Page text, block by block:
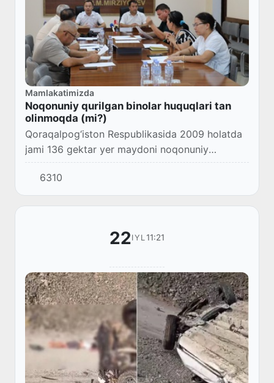
Mamlakatimizda
Noqonuniy qurilgan binolar huquqlari tan
olinmoqda (mi?)
Qoraqalpog‘iston Respublikasida 2009 holatda
jami 136 gektar yer maydoni noqonuniy
egallangani aniqlandi.
6310
22IYL 11:21